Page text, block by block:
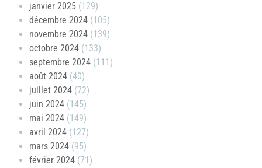
janvier 2025 (129)
décembre 2024 (105)
novembre 2024 (139)
octobre 2024 (133)
septembre 2024 (111)
août 2024 (40)
juillet 2024 (72)
juin 2024 (145)
mai 2024 (149)
avril 2024 (127)
mars 2024 (95)
février 2024 (71)